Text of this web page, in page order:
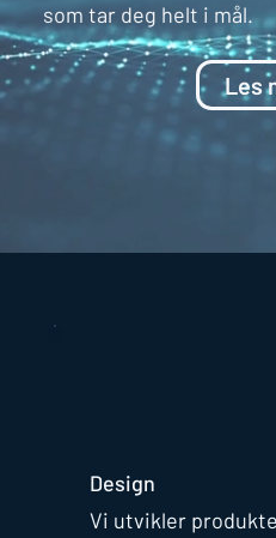
som tar deg helt i mål.
Les
Design
Vi utvikler